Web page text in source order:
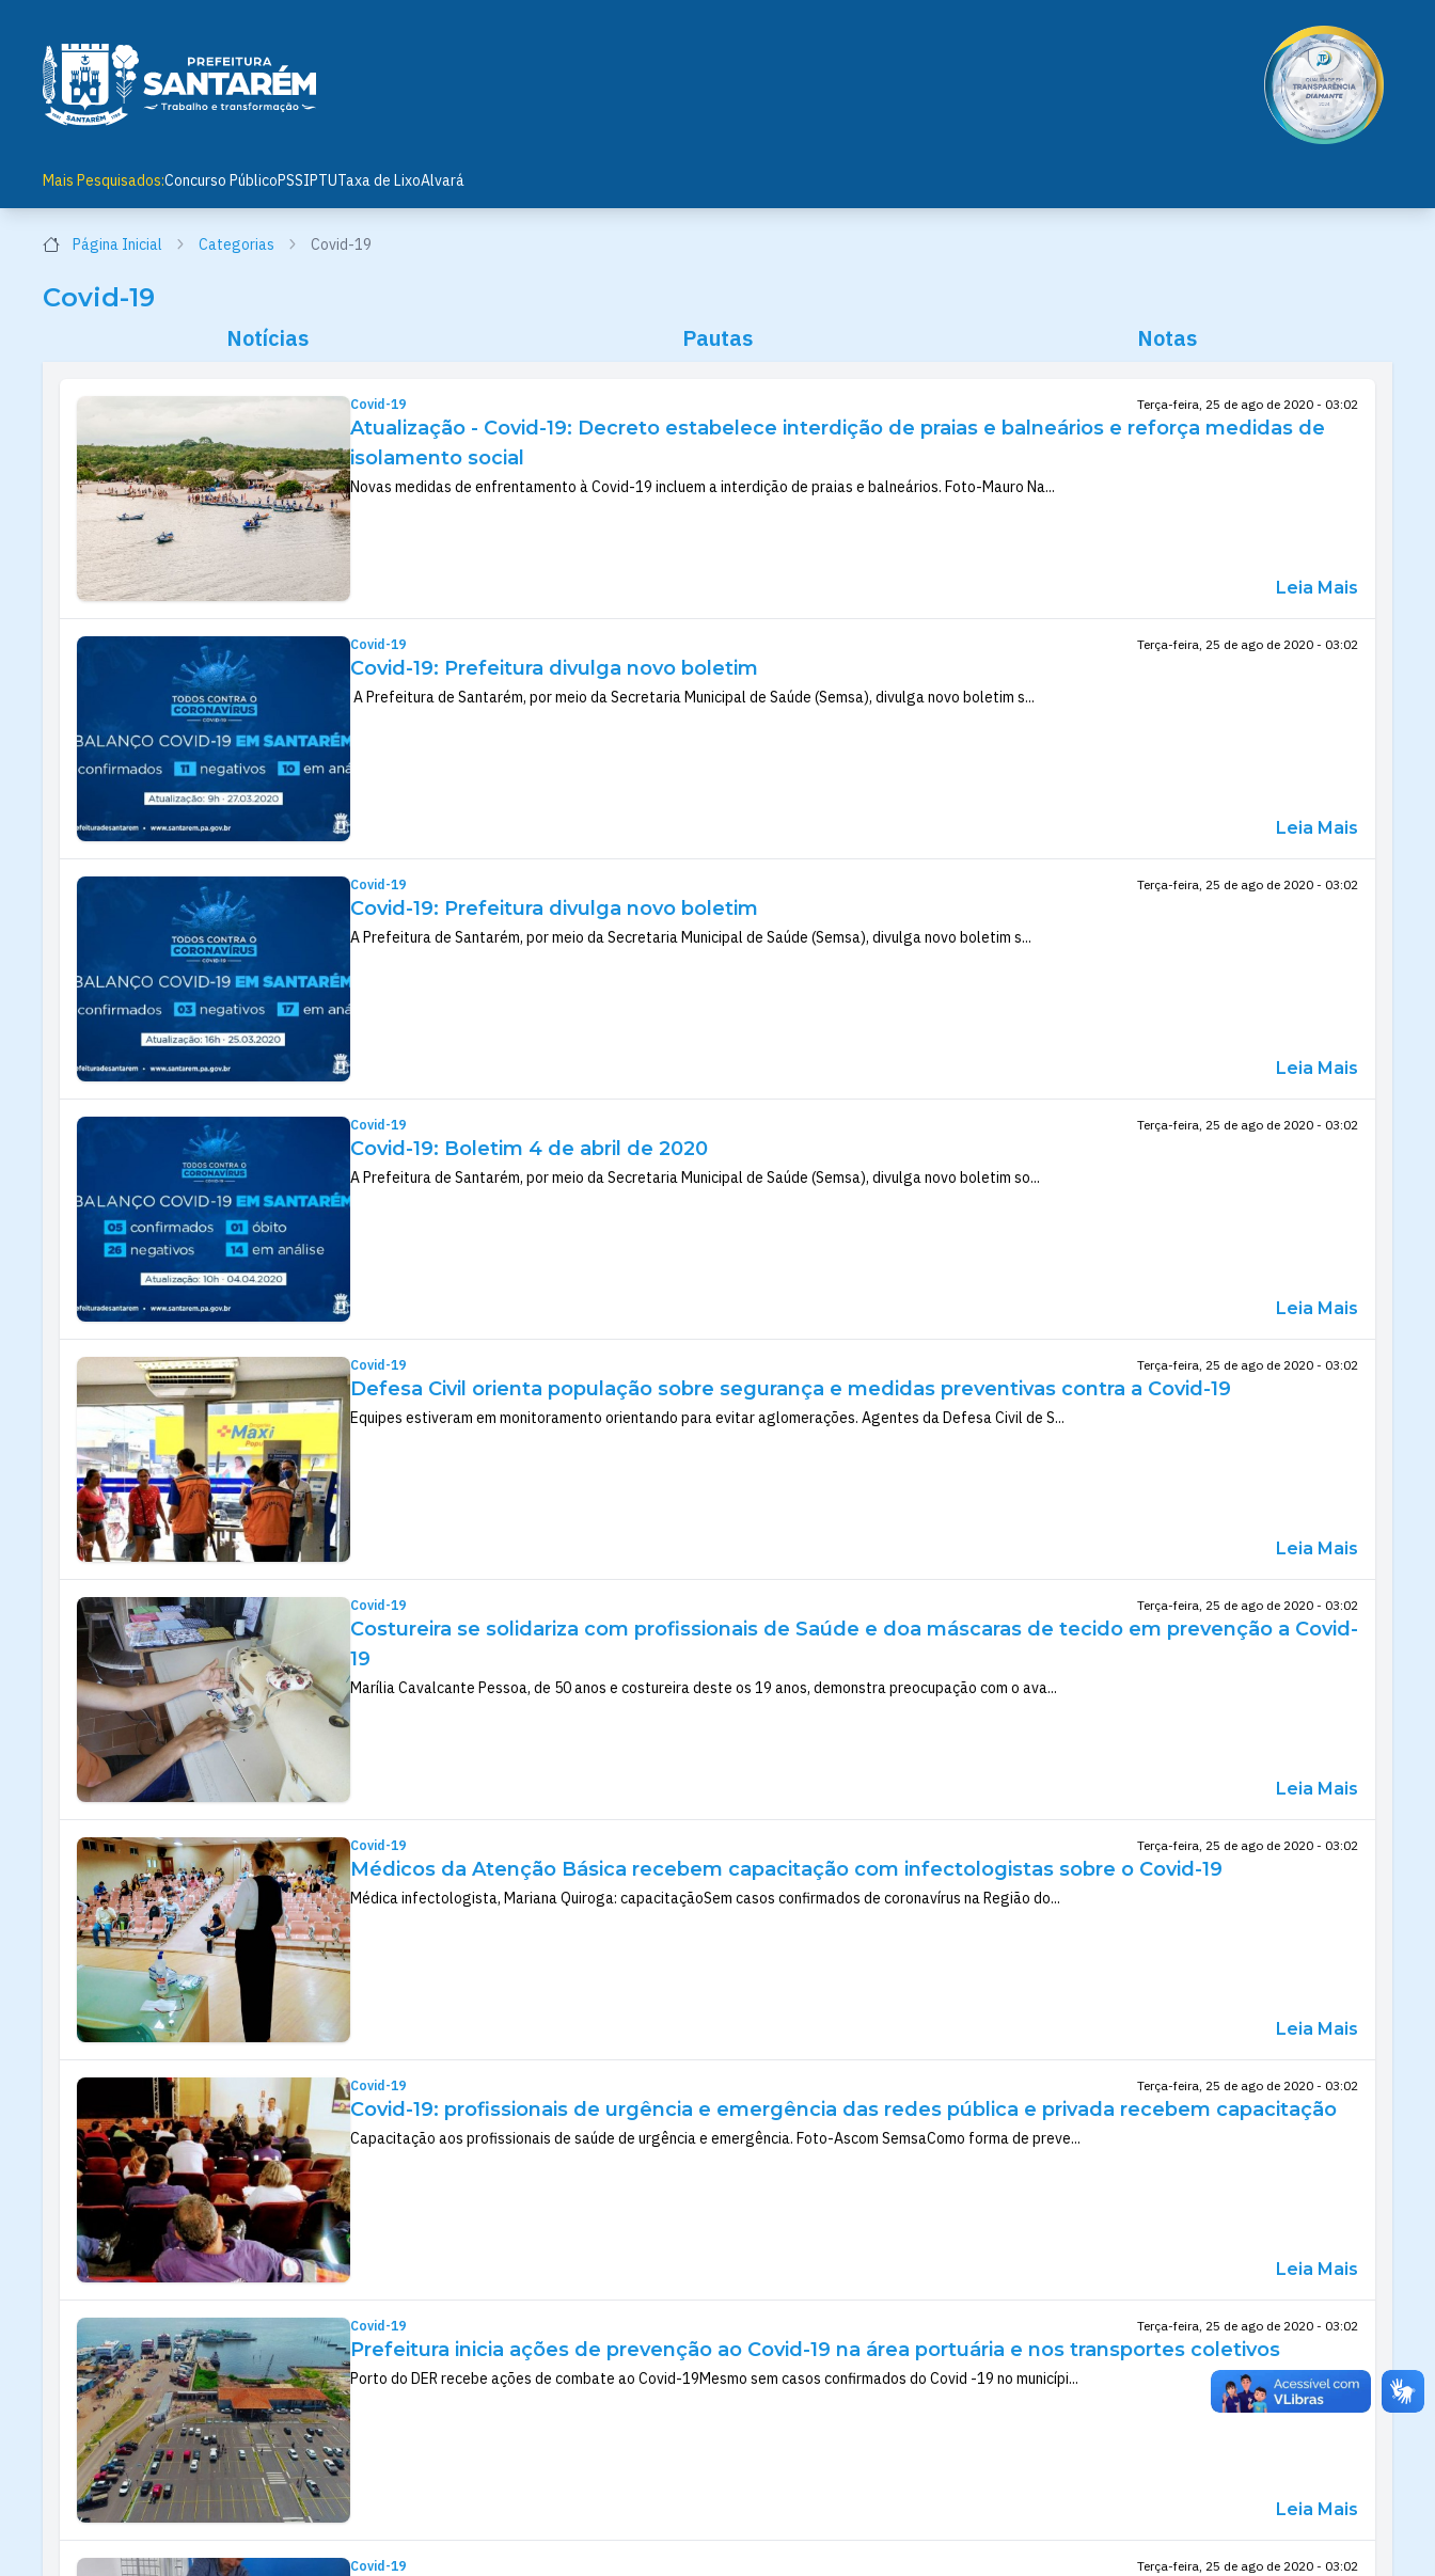
Mais Pesquisados:Concurso PúblicoPSSIPTUTaxa de LixoAlvará
Página Inicial Categorias Covid-19
Covid-19
Notícias Pautas Notas
Covid-19 Terça-feira, 25 de ago de 2020 - 03:02
Atualização - Covid-19: Decreto estabelece interdição de praias e balneários e reforça medidas de
isolamento social
Novas medidas de enfrentamento à Covid-19 incluem a interdição de praias e balneários. Foto-Mauro Na...
Leia Mais
Covid-19 Terça-feira, 25 de ago de 2020 - 03:02
Covid-19: Prefeitura divulga novo boletim
A Prefeitura de Santarém, por meio da Secretaria Municipal de Saúde (Semsa), divulga novo boletim s...
Leia Mais
Covid-19 Terça-feira, 25 de ago de 2020 - 03:02
Covid-19: Prefeitura divulga novo boletim
A Prefeitura de Santarém, por meio da Secretaria Municipal de Saúde (Semsa), divulga novo boletim s...
Leia Mais
Covid-19 Terça-feira, 25 de ago de 2020 - 03:02
Covid-19: Boletim 4 de abril de 2020
A Prefeitura de Santarém, por meio da Secretaria Municipal de Saúde (Semsa), divulga novo boletim so...
Leia Mais
Covid-19 Terça-feira, 25 de ago de 2020 - 03:02
Defesa Civil orienta população sobre segurança e medidas preventivas contra a Covid-19
Equipes estiveram em monitoramento orientando para evitar aglomerações. Agentes da Defesa Civil de S...
Leia Mais
Covid-19 Terça-feira, 25 de ago de 2020 - 03:02
Costureira se solidariza com profissionais de Saúde e doa máscaras de tecido em prevenção a Covid-
19
Marília Cavalcante Pessoa, de 50 anos e costureira deste os 19 anos, demonstra preocupação com o ava...
Leia Mais
Covid-19 Terça-feira, 25 de ago de 2020 - 03:02
Médicos da Atenção Básica recebem capacitação com infectologistas sobre o Covid-19
Médica infectologista, Mariana Quiroga: capacitaçãoSem casos confirmados de coronavírus na Região do...
Leia Mais
Covid-19 Terça-feira, 25 de ago de 2020 - 03:02
Covid-19: profissionais de urgência e emergência das redes pública e privada recebem capacitação
Capacitação aos profissionais de saúde de urgência e emergência. Foto-Ascom SemsaComo forma de preve...
Leia Mais
Covid-19 Terça-feira, 25 de ago de 2020 - 03:02
Prefeitura inicia ações de prevenção ao Covid-19 na área portuária e nos transportes coletivos
Porto do DER recebe ações de combate ao Covid-19Mesmo sem casos confirmados do Covid -19 no municípi...
Leia Mais
Covid-19 Terça-feira, 25 de ago de 2020 - 03:02